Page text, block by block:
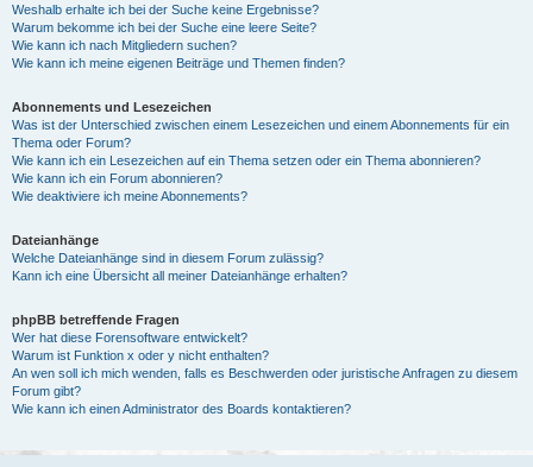
Weshalb erhalte ich bei der Suche keine Ergebnisse?
Warum bekomme ich bei der Suche eine leere Seite?
Wie kann ich nach Mitgliedern suchen?
Wie kann ich meine eigenen Beiträge und Themen finden?
Abonnements und Lesezeichen
Was ist der Unterschied zwischen einem Lesezeichen und einem Abonnements für ein
Thema oder Forum?
Wie kann ich ein Lesezeichen auf ein Thema setzen oder ein Thema abonnieren?
Wie kann ich ein Forum abonnieren?
Wie deaktiviere ich meine Abonnements?
Dateianhänge
Welche Dateianhänge sind in diesem Forum zulässig?
Kann ich eine Übersicht all meiner Dateianhänge erhalten?
phpBB betreffende Fragen
Wer hat diese Forensoftware entwickelt?
Warum ist Funktion x oder y nicht enthalten?
An wen soll ich mich wenden, falls es Beschwerden oder juristische Anfragen zu diesem
Forum gibt?
Wie kann ich einen Administrator des Boards kontaktieren?